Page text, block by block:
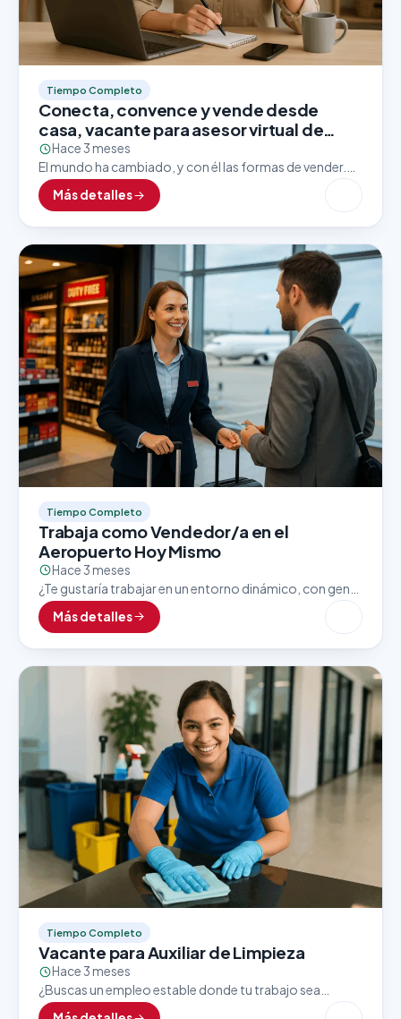
Tiempo Completo
Conecta, convence y vende desde
casa, vacante para asesor virtual de
ventas
Hace 3 meses
El mundo ha cambiado, y con él las formas de vender.
Hoy en día, las grandes marcas apuestan por asesores
comerciales que dominen el…
Más detalles
Tiempo Completo
Trabaja como Vendedor/a en el
Aeropuerto Hoy Mismo
Hace 3 meses
¿Te gustaría trabajar en un entorno dinámico, con gente
de todo el mundo y excelentes oportunidades de
crecimiento? Una importante tienda ubicada dentro
del…
Más detalles
Tiempo Completo
Vacante para Auxiliar de Limpieza
Hace 3 meses
¿Buscas un empleo estable donde tu trabajo sea
valorado y reconocido? Una empresa líder en su sector